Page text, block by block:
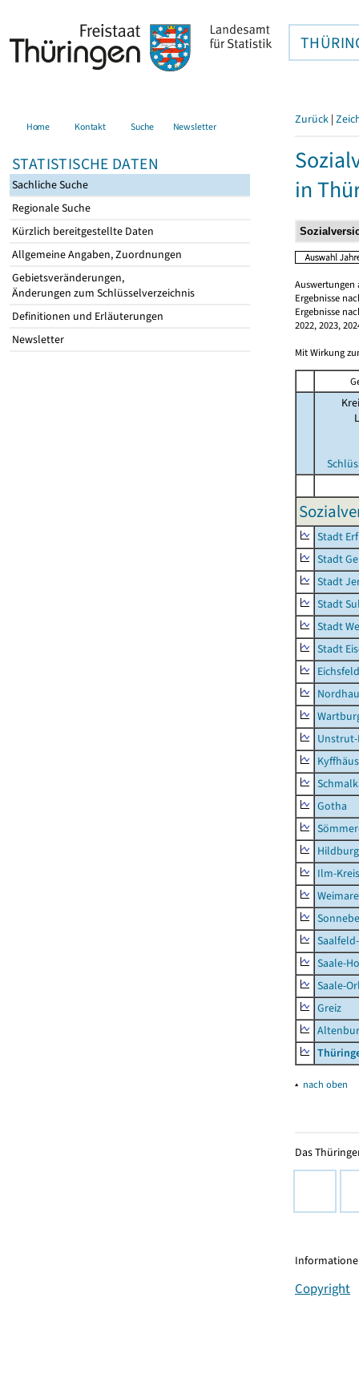
Home Kontakt Suche Newsletter
STATISTISCHE DATEN
Sachliche Suche
Regionale Suche
Kürzlich bereitgestellte Daten
Allgemeine Angaben, Zuordnungen
Gebietsveränderungen,
Änderungen zum Schlüsselverzeichnis
Definitionen und Erläuterungen
Newsletter
Zurück |
in
Auswertungen
Ergebnisse
Ergebnisse
2022, 2023,
Mit Wirkung
Stadt
Stadt
Stadt
Stadt
Stadt
Stadt
Eichsfeld
Gotha
Ilm-Kreis
Saale-
Saale-
Greiz
▴ nach oben
Das
Copyright